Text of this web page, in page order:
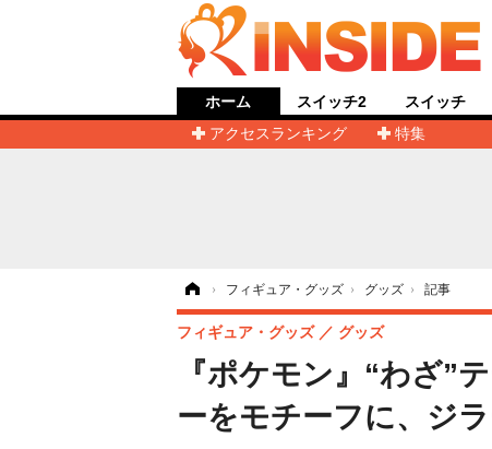
ホーム
アクセスランキング
特集
スイッチ2 スイッチ
› フィギュア・グッズ › グッズ › 記事
『ポケモン』“わざ”
ーをモチーフに、ジ
フィギュア・グッズ グッズ